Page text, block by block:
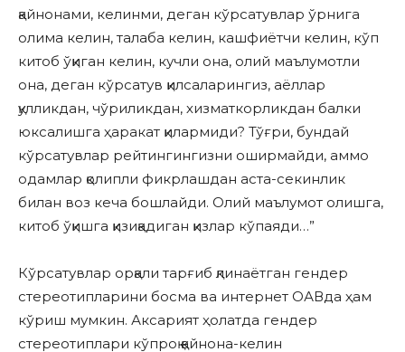
қайнонами, келинми, деган кўрсатувлар ўрнига
олима келин, талаба келин, кашфиётчи келин, кўп
китоб ўқиган келин, кучли она, олий маълумотли
она, деган кўрсатув қилсаларингиз, аёллар
қулликдан, чўриликдан, хизматкорликдан балки
юксалишга ҳаракат қилармиди? Тўғри, бундай
кўрсатувлар рейтингингизни оширмайди, аммо
одамлар қолипли фикрлашдан аста-секинлик
билан воз кеча бошлайди. Олий маълумот олишга,
китоб ўқишга қизиқадиган қизлар кўпаяди…”
Кўрсатувлар орқали тарғиб қлинаётган гендер
стереотипларини босма ва интернет ОАВда ҳам
кўриш мумкин. Аксарият ҳолатда гендер
стереотиплари кўпроқ қайнона-келин